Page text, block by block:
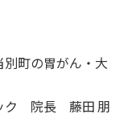
町の胃がん・大
ク 院長 藤田 朋